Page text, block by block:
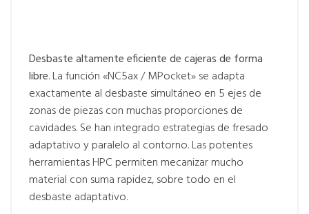
Desbaste altamente eficiente de cajeras de forma
libre. La función «NC5ax / MPocket» se adapta
exactamente al desbaste simultáneo en 5 ejes de
zonas de piezas con muchas proporciones de
cavidades. Se han integrado estrategias de fresado
adaptativo y paralelo al contorno. Las potentes
herramientas HPC permiten mecanizar mucho
material con suma rapidez, sobre todo en el
desbaste adaptativo.